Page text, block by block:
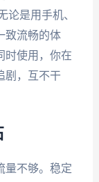
论是用手机、
致流畅的体
时使用，你在
剧，互不干
量不够。稳定